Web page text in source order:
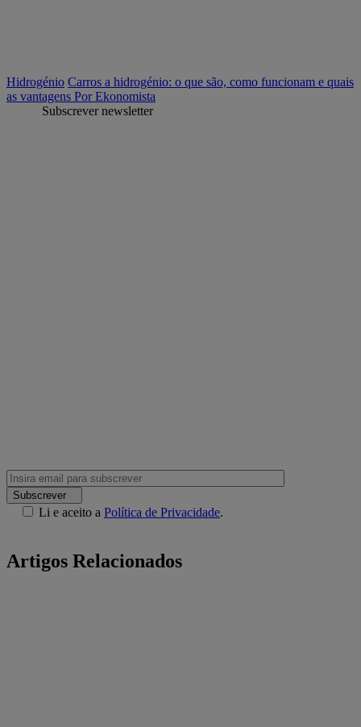
Hidrogénio Carros a hidrogénio: o que são, como funcionam e quais
as vantagens Por Ekonomista
Subscrever newsletter
Subscrever
Li e aceito a Política de Privacidade.
Artigos Relacionados